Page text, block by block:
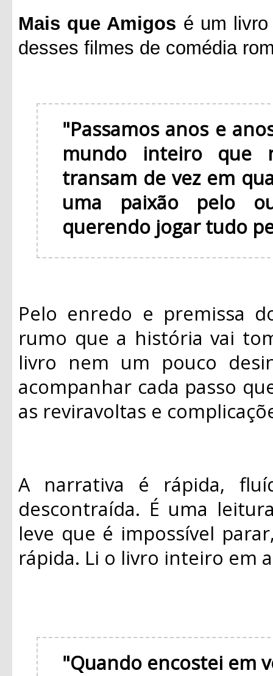
Mais que Amigos é um
desses filmes de comédia
"Passamos anos e
mundo inteiro que
transam de vez em
uma paixão pelo
querendo jogar tudo
Pelo enredo e premissa
rumo que a história vai
livro nem um pouco
acompanhar cada passo
as reviravoltas e
A narrativa é rápida,
descontraída. É uma
leve que é impossível
rápida. Li o livro inteiro em
"Quando encostei em